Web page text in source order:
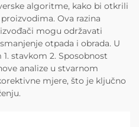
algoritme, kako bi otkrili
Ova razina
mogu održavati
otpada i obrada. U
stavkom 2. Sposobnost
analize u stvarnom
mjere, što je ključno